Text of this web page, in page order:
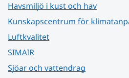
Havsmiljö i kust och hav
Kunskapscentrum för
Luftkvalitet
SIMAIR
Sjöar och vattendrag